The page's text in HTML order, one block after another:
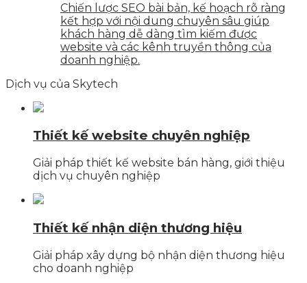
Chiến lược SEO bài bản, kế hoạch rõ ràng
kết hợp với nội dung chuyên sâu giúp
khách hàng dễ dàng tìm kiếm được
website và các kênh truyền thông của
doanh nghiệp.
Dịch vụ của Skytech
Thiết kế website chuyên nghiệp
Giải pháp thiết kế website bán hàng, giới thiệu
dịch vụ chuyên nghiệp
Thiết kế nhận diện thương hiệu
Giải pháp xây dựng bộ nhận diện thương hiệu
cho doanh nghiệp